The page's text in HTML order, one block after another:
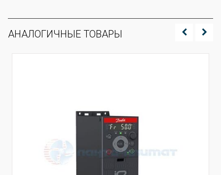
АНАЛОГИЧНЫЕ ТОВАРЫ